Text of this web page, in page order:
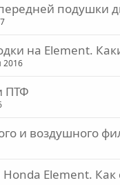
подушки
на Element.
2016
ПТФ
и воздушного
Element. Как